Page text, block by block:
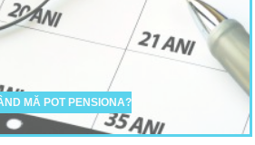
MĂ POT PENSIONA?